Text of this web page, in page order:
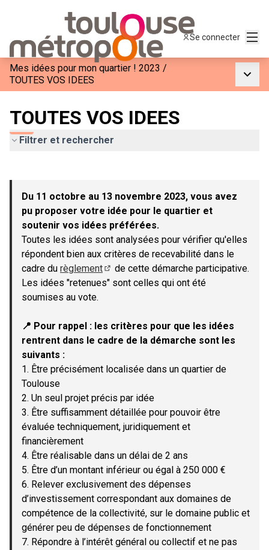
Se connecter
Mes idées pour mon quartier ! 2023 /
TOUTES VOS IDEES
TOUTES VOS IDEES
Filtrer et rechercher
−
Du 11 octobre au 13 novembre 2023, vous avez
pu proposer votre idée pour le quartier et
soutenir vos idées préférées.
Toutes les idées sont analysées pour vérifier qu'elles
répondent bien aux critères de recevabilité dans le
cadre du règlement
(Lien externe)
de cette démarche participative.
Les idées "retenues" sont celles qui ont été
soumises au vote.
📍 Pour rappel : les critères pour que les idées
rentrent dans le cadre de la démarche sont les
suivants :
1. Être précisément localisée dans un quartier de
Toulouse
2. Un seul projet précis par idée
3. Être suffisamment détaillée pour pouvoir être
évaluée techniquement, juridiquement et
financièrement
4. Être réalisable dans un délai de 2 ans
5. Être d’un montant inférieur ou égal à 250 000 €
6. Relever exclusivement des dépenses
d’investissement correspondant aux domaines de
compétence de la collectivité, sur le domaine public et
générer peu de dépenses de fonctionnement
7. Répondre à l’intérêt général ou collectif et ne pas